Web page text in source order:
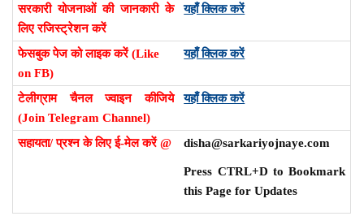
सरकारी योजनाओं की जानकारी के
लिए रजिस्ट्रेशन करें
यहाँ क्लिक करें
फेसबुक पेज को लाइक करें (Like
on FB)
यहाँ क्लिक करें
टेलीग्राम चैनल ज्वाइन कीजिये
(Join Telegram Channel)
यहाँ क्लिक करें
सहायता/ प्रश्न के लिए ई-मेल करें @ disha@sarkariyojnaye.com
Press CTRL+D to Bookmark
this Page for Updates